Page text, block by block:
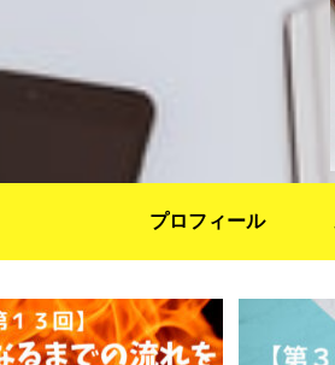
プロフィール